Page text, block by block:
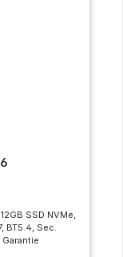
SSD NVMe,
BT5.4, Sec.
Garantie